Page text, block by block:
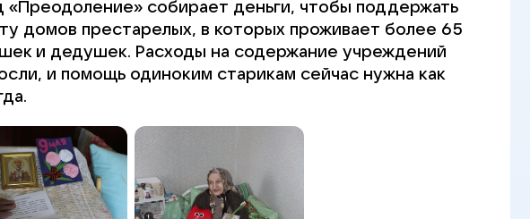
«Преодоление» собирает деньги, чтобы поддержать
домов престарелых, в которых проживает более 65
и дедушек. Расходы на содержание учреждений
и помощь одиноким старикам сейчас нужна как